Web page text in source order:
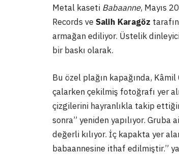
Metal kaseti Babaanne, Mayıs
Records ve Salih Karagöz
armağan ediliyor. Üstelik
bir baskı olarak.
Bu özel plağın kapağında,
çalarken çekilmiş fotoğrafı yer
çizgilerini hayranlıkla takip
sonra” yeniden yapılıyor.
değerli kılıyor. İç kapakta yer
babaannesine ithaf edilmiştir.”